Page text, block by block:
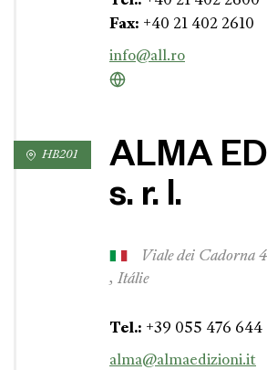
Fax: +40 21 402 2610
info@all.ro
HB201
ALMA
s. r. l.
Viale dei Cadorna
, Itálie
Tel.: +39 055 476 644
alma@almaedizioni.it